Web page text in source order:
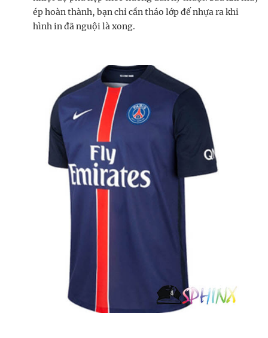
ép hoàn thành, bạn chỉ cần tháo lớp đế nhựa ra khi
hình in đã nguội là xong.